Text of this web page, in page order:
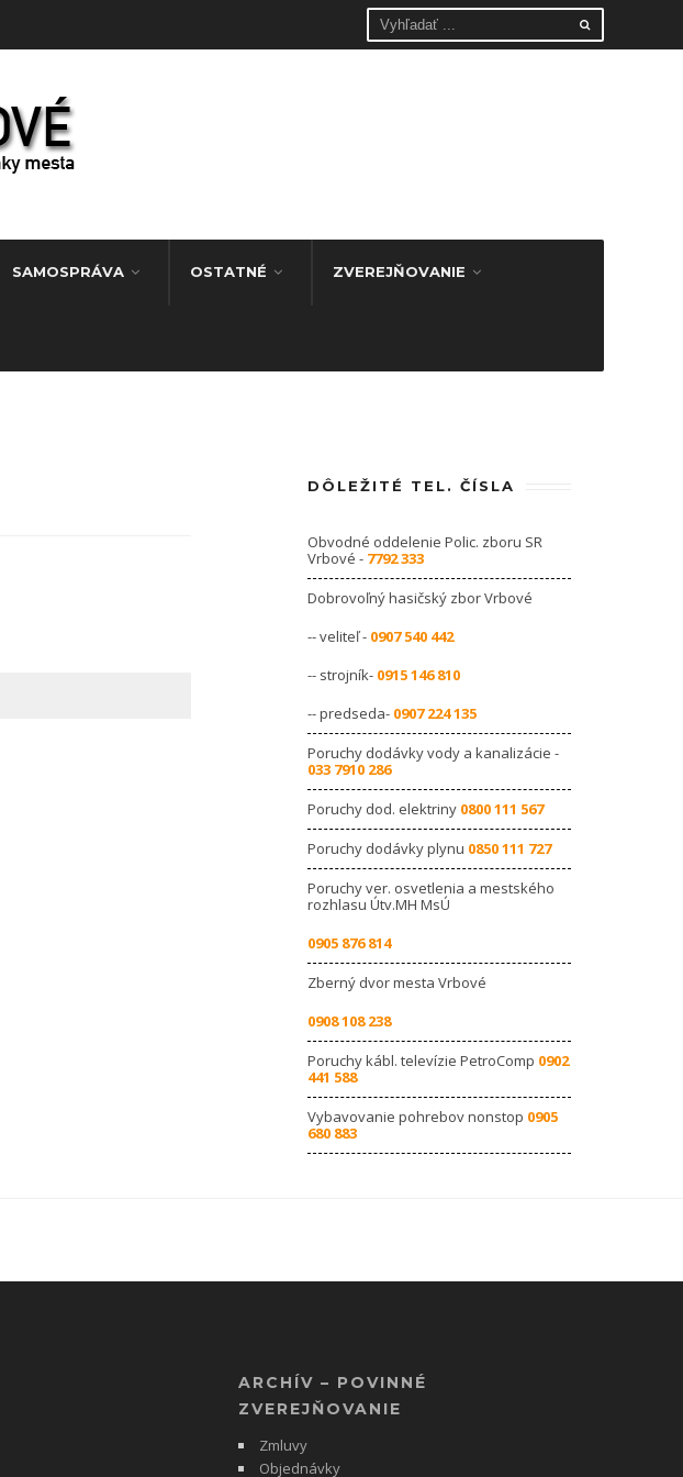
SAMOSPRÁVA OSTATNÉ ZVEREJŇOVANIE
DÔLEŽITÉ TEL. ČÍSLA
Obvodné oddelenie Polic. zboru SR
Vrbové - 7792 333
Dobrovoľný hasičský zbor Vrbové
-- veliteľ - 0907 540 442
-- strojník- 0915 146 810
-- predseda- 0907 224 135
Poruchy dodávky vody a kanalizácie -
033 7910 286
Poruchy dod. elektriny 0800 111 567
Poruchy dodávky plynu 0850 111 727
Poruchy ver. osvetlenia a mestského
rozhlasu Útv.MH MsÚ
0905 876 814
Zberný dvor mesta Vrbové
0908 108 238
Poruchy kábl. televízie PetroComp 0902
441 588
Vybavovanie pohrebov nonstop 0905
680 883
ARCHÍV – POVINNÉ
ZVEREJŇOVANIE
Zmluvy
Objednávky